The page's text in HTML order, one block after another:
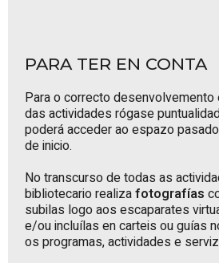
PARA TER EN CONTA
Para o correcto
das actividades rógase
poderá acceder ao espazo
de inicio.
No transcurso de todas as
bibliotecario realizafotografías
subilas logo aos escaparates
e/ou incluílas en carteis ou guías
os programas, actividades e